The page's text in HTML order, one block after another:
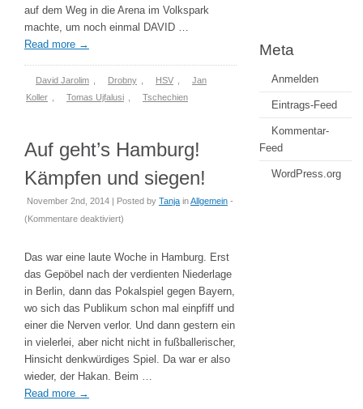
auf dem Weg in die Arena im Volkspark
machte, um noch einmal DAVID …
Read more →
David Jarolim Drobny HSV
Jan
Koller
Tomas Ujfalusi Tschechien
Auf geht’s Hamburg!
Kämpfen und siegen!
November 2nd, 2014 | Posted by Tanja inAllgemein -
(Kommentare deaktiviertfür
geht’s
Hamburg!
Kämpfen
siegen!
)
Das war eine laute Woche in Hamburg. Erst
das Gepöbel nach der verdienten Niederlage
in Berlin, dann das Pokalspiel gegen Bayern,
wo sich das Publikum schon mal einpfiff und
einer die Nerven verlor. Und dann gestern ein
in vielerlei, aber nicht nicht in fußballerischer,
Hinsicht denkwürdiges Spiel. Da war er also
wieder, der Hakan. Beim …
Read more →
Meta
Anmelden
Eintrags-Feed
Kommentar-
Feed
WordPress.org